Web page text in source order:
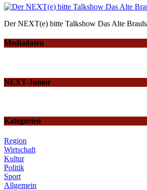
Der NEXT(e) bitte Talkshow Das Alte
Mediadaten
NEXT-Junior
Kategorien
Region
Wirtschaft
Kultur
Politik
Sport
Allgemein